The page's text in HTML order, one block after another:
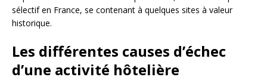
sélectif en France, se contenant à quelques sites à valeur
historique.
Les différentes causes d’échec
d’une activité hôtelière